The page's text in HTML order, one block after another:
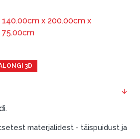
kohe osta, kuid nende eest
liisingu või järelmaksu
0 €, igakuine makse: 25 €,
0 €.
saate vormistada ka külastades
tänaval 91, Riia, Läti.
3D
materjalidest - täispuidust ja
140.00cm x 200.00cm x
75.00cm